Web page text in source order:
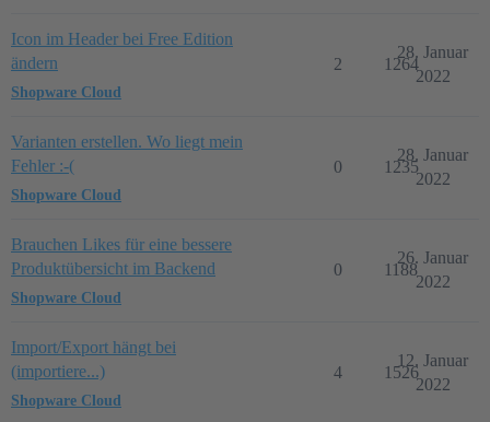
Icon im Header bei Free Edition
ändern
Shopware Cloud
2 1264
28. Januar
2022
Varianten erstellen. Wo liegt mein
Fehler :-(
Shopware Cloud
0 1235
28. Januar
2022
Brauchen Likes für eine bessere
Produktübersicht im Backend
Shopware Cloud
0 1188
26. Januar
2022
Import/Export hängt bei
(importiere...)
Shopware Cloud
4 1526
12. Januar
2022